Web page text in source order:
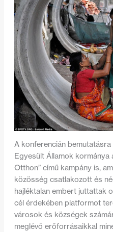
A konferencián
Egyesült Államok
Otthon” című kampány is,
közösség csatlakozott és
hajléktalan embert juttattak
cél érdekében platformot
városok és községek
meglévő erőforrásaikkal